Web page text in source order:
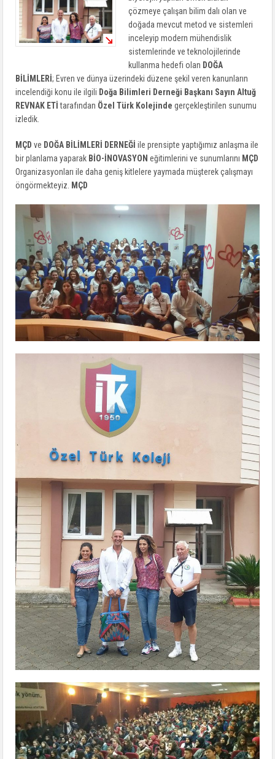
çözmeye çalışan bilim dalı olan ve
doğada mevcut metod ve sistemleri
inceleyip modern mühendislik
sistemlerinde ve teknolojilerinde
kullanma hedefi olan DOĞA
BİLİMLERİ; Evren ve dünya üzerindeki düzene şekil veren kanunların
incelendiği konu ile ilgili Doğa Bilimleri Derneği Başkanı Sayın Altuğ
REVNAK ETİtarafından Özel Türk Kolejinde gerçekleştirilen sunumu
izledik.
MÇD ve DOĞA BİLİMLERİ DERNEĞİ ile prensipte yaptığımız anlaşma ile
bir planlama yaparak BİO-İNOVASYON eğitimlerini ve sunumlarını MÇD
Organizasyonları ile daha geniş kitlelere yaymada müşterek çalışmayı
öngörmekteyiz.
MÇD